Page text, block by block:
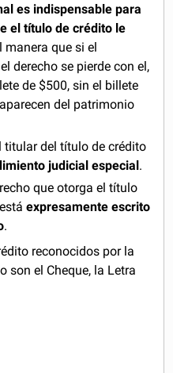
es indispensable para
el título de crédito le
manera que si el
derecho se pierde con el,
de $500, sin el billete
del patrimonio
titular del título de crédito
judicial especial.
que otorga el título
expresamente escrito
.
reconocidos por la
son el Cheque, la Letra